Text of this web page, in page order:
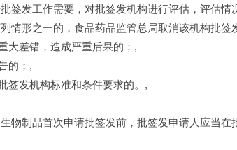
签发工作需要，对批签发机构进行评估，评估
情形之一的，食品药品监管总局取消该机构批签
大差错，造成严重后果的；,
的；,
签发机构标准和条件要求的。,
物制品首次申请批签发前，批签发申请人应当